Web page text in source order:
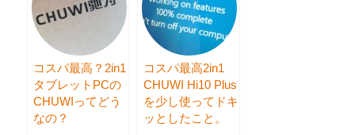
コスパ最高？2in1
タブレットPCの
CHUWIってどう
なの？
コスパ最高2in1
CHUWI Hi10 Plus
を少し使ってドキ
ッとしたこと。